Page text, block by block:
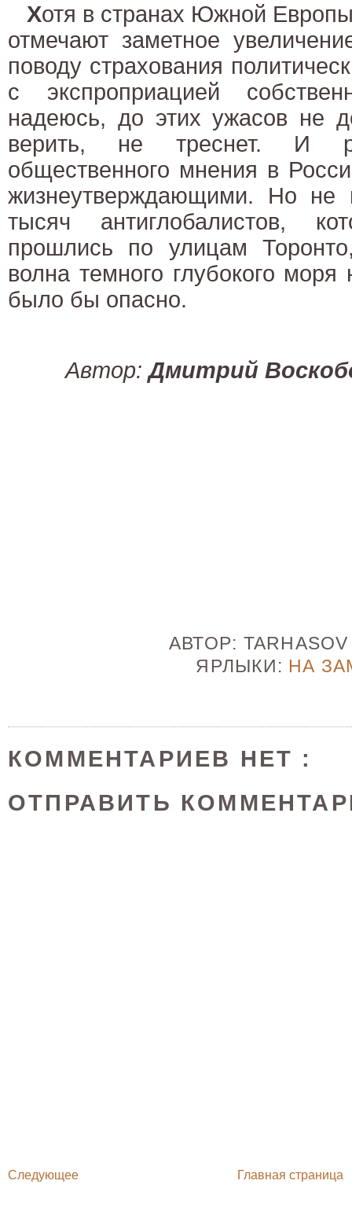
Хотя в странах Южной
отмечают заметное
поводу страхования
с экспроприацией
надеюсь, до этих ужасов не
верить, не треснет. И
общественного мнения в
жизнеутверждающими. Но не
тысяч антиглобалистов,
прошлись по улицам
волна темного глубокого
было бы опасно.
Автор:Дмитрий
АВТОР:
ЯРЛЫКИ: НА
КОММЕНТАРИЕВ НЕТ :
ОТПРАВИТЬ
Следующее Главная страница